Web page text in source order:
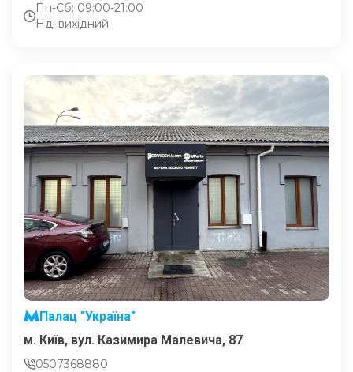
Пн-Сб: 09:00-21:00
Нд: вихідний
Палац "Україна"
м. Київ, вул. Казимира Малевича, 87
0507368880